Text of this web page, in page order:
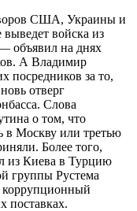
США, Украины и
войска из
объявил на днях
А Владимир
посредников за то,
отверг
Слова
о том, что
в Москву или третью
Более того,
из Киева в Турцию
группы Рустема
поставках.